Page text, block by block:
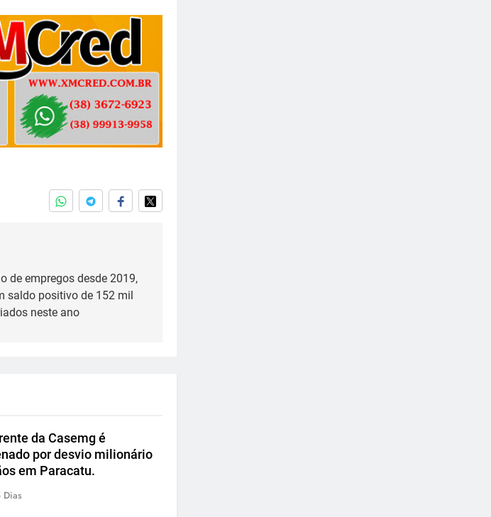
de empregos desde 2019,
saldo positivo de 152 mil
neste ano
da Casemg é
por desvio milionário
em Paracatu.
Dias